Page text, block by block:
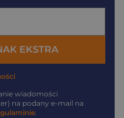
EKSTRA
wiadomości
na podany e-mail na
.